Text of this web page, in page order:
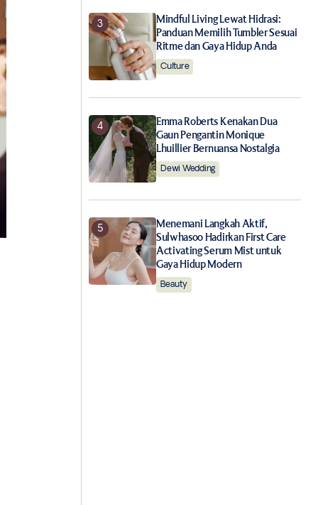
Mindful Living Lewat Hidrasi:
Panduan Memilih Tumbler Sesuai
Ritme dan Gaya Hidup Anda
Culture
Emma Roberts Kenakan Dua
Gaun Pengantin Monique
Lhuillier Bernuansa Nostalgia
Dewi Wedding
Menemani Langkah Aktif,
Sulwhasoo Hadirkan First Care
Activating Serum Mist untuk
Gaya Hidup Modern
Beauty